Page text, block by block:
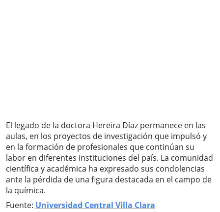
El legado de la doctora Hereira Díaz permanece en las
aulas, en los proyectos de investigación que impulsó y
en la formación de profesionales que continúan su
labor en diferentes instituciones del país. La comunidad
científica y académica ha expresado sus condolencias
ante la pérdida de una figura destacada en el campo de
la química.
Fuente: Universidad Central Villa Clara